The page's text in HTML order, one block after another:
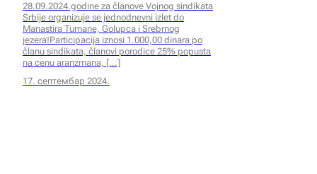
28.09.2024.godine za članove Vojnog sindikata
Srbije organizuje se jednodnevni izlet do
Manastira Tumane, Golupca i Srebrnog
jezera!Participacija iznosi 1.000,00 dinara po
članu sindikata, članovi porodice 25% popusta
na cenu aranzmana,
17. септембар 2024.